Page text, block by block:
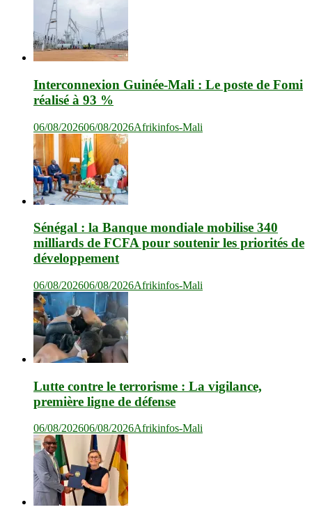
Interconnexion Guinée-Mali : Le poste de Fomi
réalisé à 93 %
06/08/202606/08/2026Afrikinfos-Mali
Sénégal : la Banque mondiale mobilise 340
milliards de FCFA pour soutenir les priorités de
développement
06/08/202606/08/2026Afrikinfos-Mali
Lutte contre le terrorisme : La vigilance,
première ligne de défense
06/08/202606/08/2026Afrikinfos-Mali